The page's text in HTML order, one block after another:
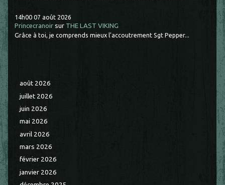
14h00 07 août 2026
Princecranoir sur THE LAST VIKING
Grâce à toi, je comprends mieux l'accoutrement Sgt Pepper...
août 2026
juillet 2026
juin 2026
mai 2026
avril 2026
mars 2026
février 2026
janvier 2026